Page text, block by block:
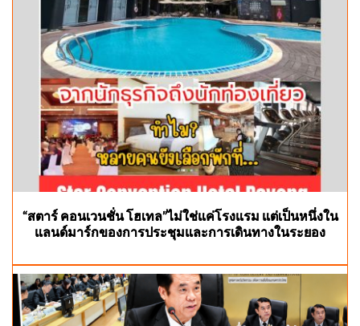
“สตาร์ คอนเวนชั่น โฮเทล”ไม่ใช่แค่โรงแรม แต่เป็นหนึ่งใน
แลนด์มาร์กของการประชุมและการเดินทางในระยอง